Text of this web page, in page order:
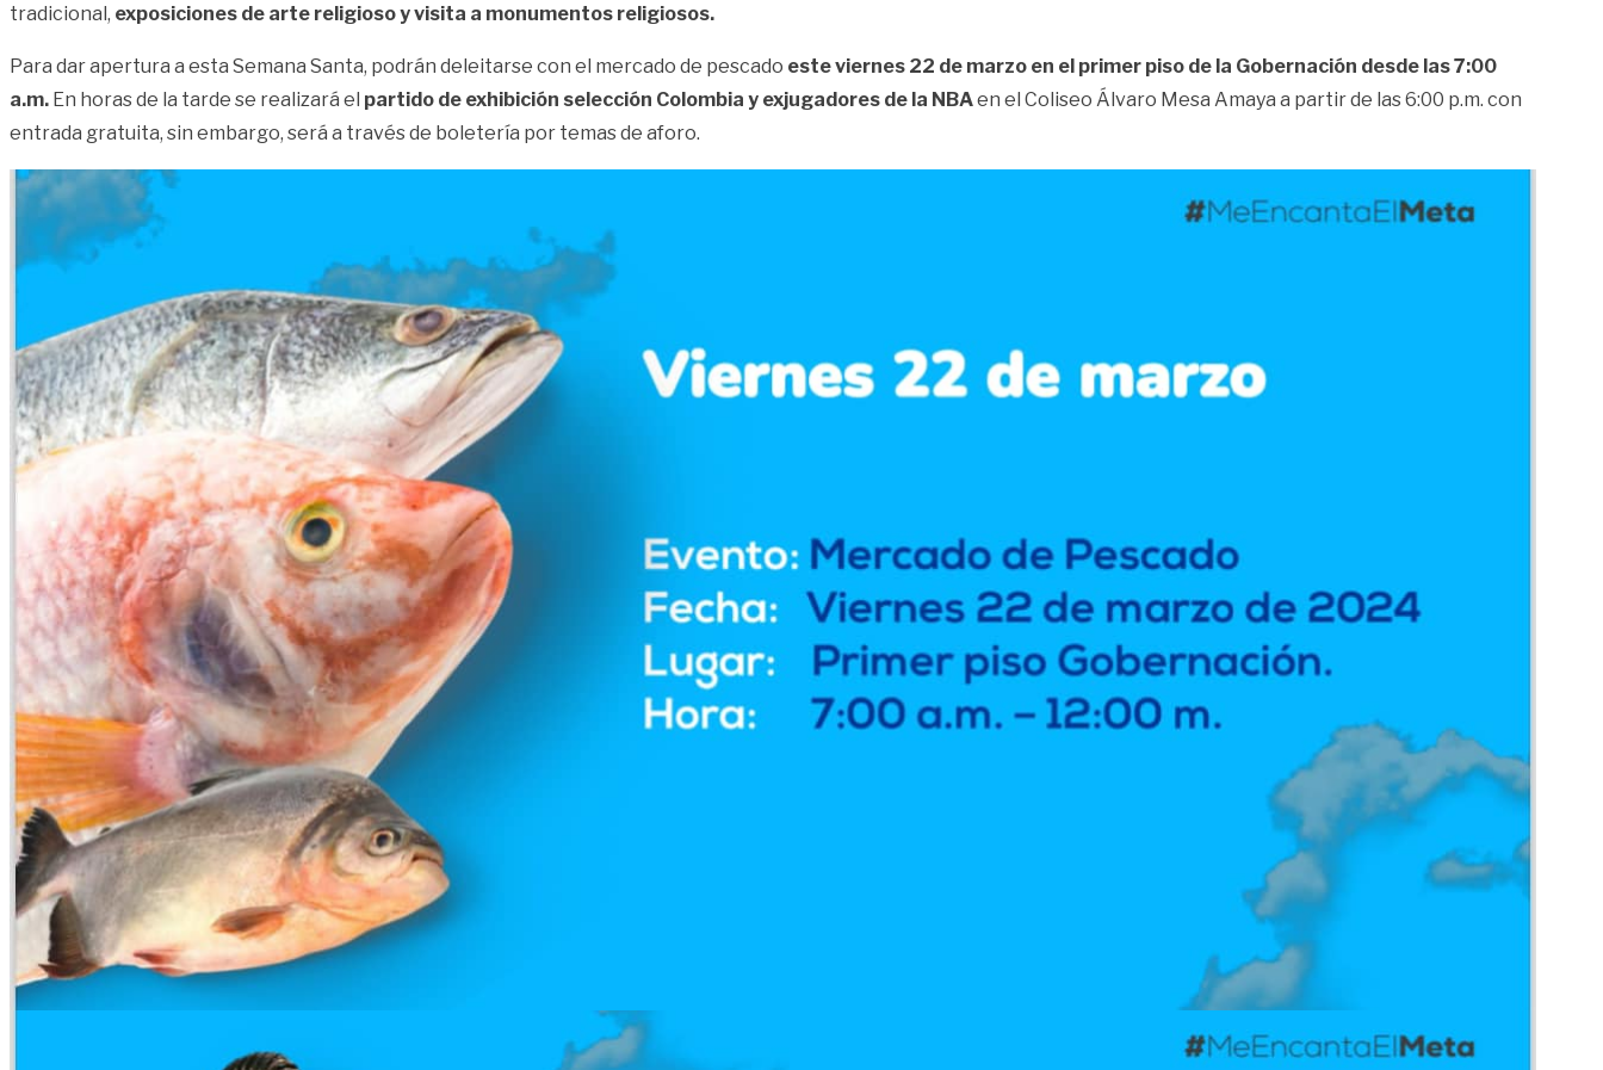
tradicional, exposiciones de arte religioso y visita a monumentos religiosos.
Para dar apertura a esta Semana Santa, podrán deleitarse con el mercado de pescado este viernes 22 de marzo en el primer piso de la Gobernación desde las 7:00
a.m. En horas de la tarde se realizará el partido de exhibición selección Colombia y exjugadores de la NBAen el Coliseo Álvaro Mesa Amaya a partir de las 6:00 p.m. con
entrada gratuita, sin embargo, será a través de boletería por temas de aforo.